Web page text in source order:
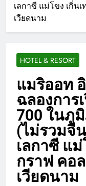
เลกาซี แม่โขง เกิ่น
เวียดนาม
HOTEL & RESORT
แมริออท
ฉลองการ
700 ในภู
(ไม่รวมจี
เลกาซี แ
กราฟ คอ
เวียดนาม